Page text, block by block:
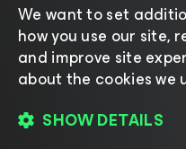
©2026 Veeam®
prywatności |
Zasady
We want to set
how you use our site,
and improve site
about the cookies we
SHOW DETAILS